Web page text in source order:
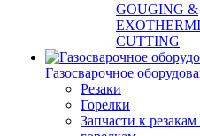
GOUGING &
CUTTING
Газосварочное
Резаки
Горелки
Запчасти к резакам